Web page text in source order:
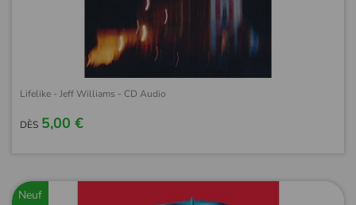
Lifelike - Jeff Williams - CD Audio
DÈS 5,00 €
Neuf